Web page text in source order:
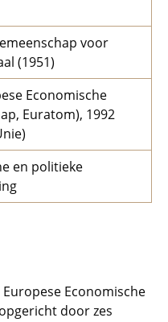
voor
(1951)
Economische
Euratom), 1992
en politieke
Economische
door zes